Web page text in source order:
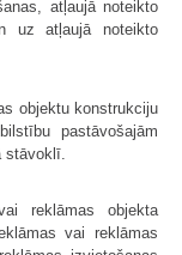
atļaujā noteikto
uz atļaujā noteikto
objektu konstrukciju
pastāvošajām
stāvoklī.
reklāmas objekta
vai reklāmas